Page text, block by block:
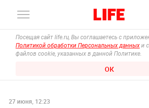
Посещая сайт life.ru, Вы соглашаетесь с
Политикой обработки Персональных данных и
файлов cookie, указанных в данной Политике.
ОК
27 июня, 12:23